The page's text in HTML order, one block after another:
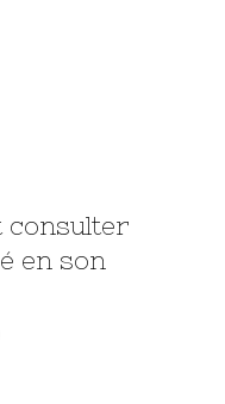
consulter
en son